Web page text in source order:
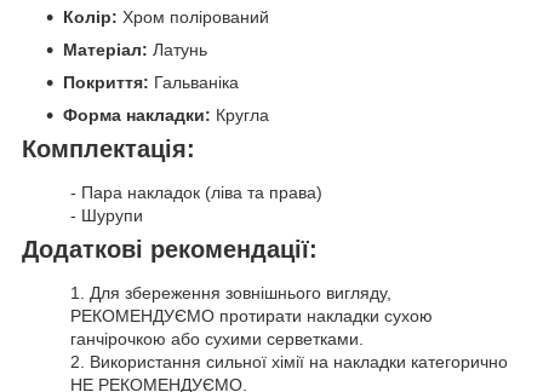
Колір: Хром полірований
Матеріал: Латунь
Покриття: Гальваніка
Форма накладки: Кругла
Комплектація:
- Пара накладок (ліва та права)
- Шурупи
Додаткові рекомендації:
1. Для збереження зовнішнього вигляду,
РЕКОМЕНДУЄМО протирати накладки сухою
ганчірочкою або сухими серветками.
2. Використання сильної хімії на накладки категорично
НЕ РЕКОМЕНДУЄМО.